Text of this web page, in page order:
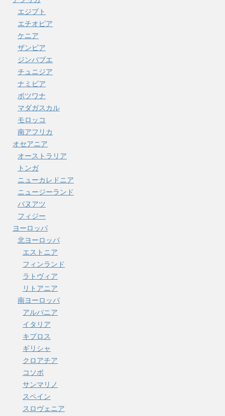
エジプト
エチオピア
ケニア
ザンビア
ジンバブエ
チュニジア
ナミビア
ボツワナ
マダガスカル
モロッコ
南アフリカ
オセアニア
オーストラリア
トンガ
ニューカレドニア
ニュージーランド
バヌアツ
フィジー
ヨーロッパ
北ヨーロッパ
エストニア
フィンランド
ラトヴィア
リトアニア
南ヨーロッパ
アルバニア
イタリア
キプロス
ギリシャ
クロアチア
コソボ
サンマリノ
スペイン
スロヴェニア